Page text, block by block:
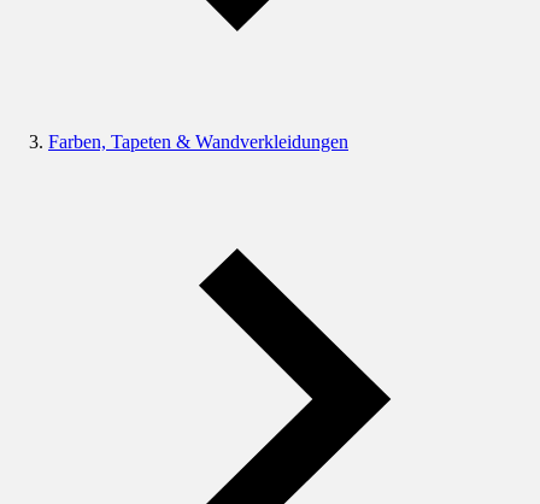
Farben, Tapeten & Wandverkleidungen